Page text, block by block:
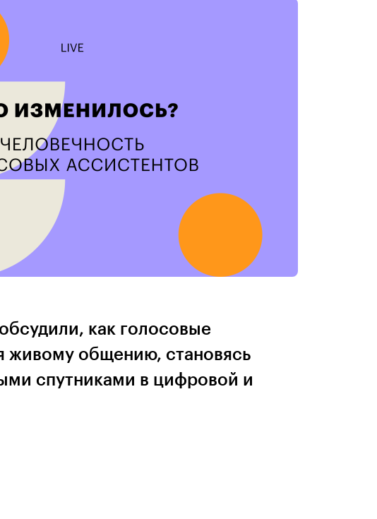
как голосовые
живому общению, становясь
спутниками в цифровой и